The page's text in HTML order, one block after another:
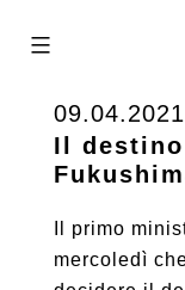
content
09.04.2021
Il
Il primo
mercoledì